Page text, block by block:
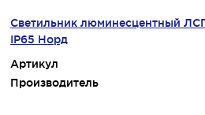
Светильник люминесцентный
IP65 Норд
Артикул
Производитель